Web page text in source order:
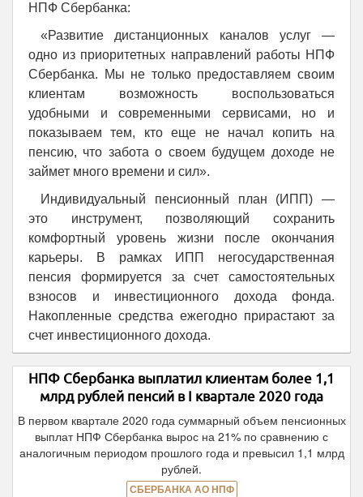
НПФ Сбербанка:
«Развитие дистанционных каналов услуг —
одно из приоритетных направлений работы НПФ
Сбербанка. Мы не только предоставляем своим
клиентам возможность воспользоваться
удобными и современными сервисами, но и
показываем тем, кто еще не начал копить на
пенсию, что забота о своем будущем доходе не
займет много времени и сил».
Индивидуальный пенсионный план (ИПП) —
это инструмент, позволяющий сохранить
комфортный уровень жизни после окончания
карьеры. В рамках ИПП негосударственная
пенсия формируется за счет самостоятельных
взносов и инвестиционного дохода фонда.
Накопленные средства ежегодно прирастают за
счет инвестиционного дохода.
НПФ Сбербанка выплатил клиентам более 1,1
млрд рублей пенсий в I квартале 2020 года
В первом квартале 2020 года суммарный объем пенсионных
выплат НПФ Сбербанка вырос на 21% по сравнению с
аналогичным периодом прошлого года и превысил 1,1 млрд
рублей.
СБЕРБАНКА АО НПФ